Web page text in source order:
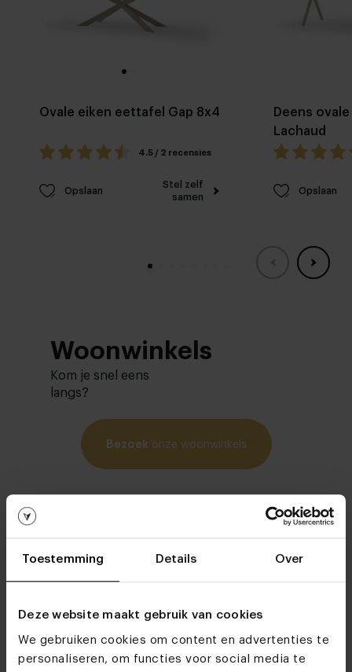
Toestemming Details Over
Deze website maakt gebruik van cookies
We gebruiken cookies om content en advertenties te
personaliseren, om functies voor social media te
Ovale eiken eettafel Gap 8x4
4.5 / 2 recensies
Opslaan
Stel zelf
samen
Deens
Lachaud
Opslaan
Woonwinkels
Kom je snel eens
langs?
Bezoek onze woonwinkels